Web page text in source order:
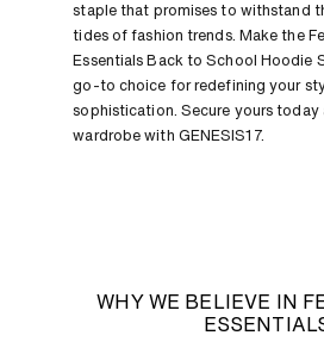
staple that promises to withstand
tides of fashion trends. Make the
Essentials Back to School Hoodie
go-to choice for redefining your
sophistication. Secure yours today
wardrobe with GENESIS17.
WHY WE BELIEVE IN